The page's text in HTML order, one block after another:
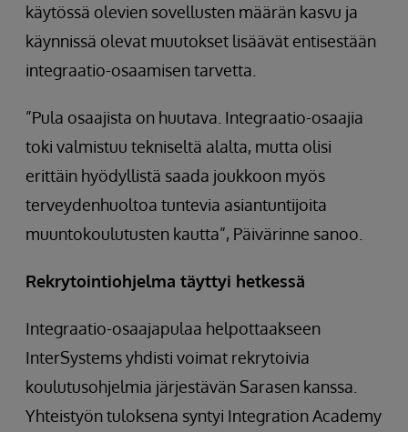
käytössä olevien sovellusten määrän kasvu ja
käynnissä olevat muutokset lisäävät entisestään
integraatio-osaamisen tarvetta.
”Pula osaajista on huutava. Integraatio-osaajia
toki valmistuu tekniseltä alalta, mutta olisi
erittäin hyödyllistä saada joukkoon myös
terveydenhuoltoa tuntevia asiantuntijoita
muuntokoulutusten kautta”, Päivärinne sanoo.
Rekrytointiohjelma täyttyi hetkessä
Integraatio-osaajapulaa helpottaakseen
InterSystems yhdisti voimat rekrytoivia
koulutusohjelmia järjestävän Sarasen kanssa.
Yhteistyön tuloksena syntyi Integration Academy